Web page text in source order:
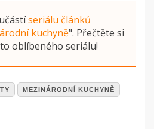
seriálu článků
kuchyně". Přečtěte si
oblíbeného seriálu!
MEZINÁRODNÍ KUCHYNĚ